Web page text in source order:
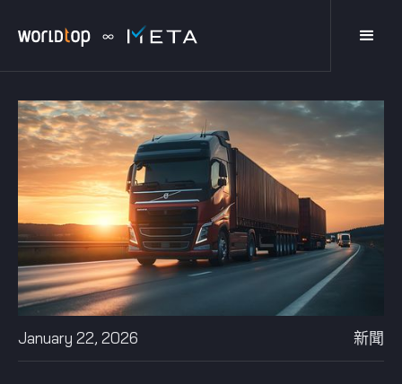
January 22, 2026 新聞